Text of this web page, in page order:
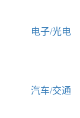
电子/光电
汽车/交通